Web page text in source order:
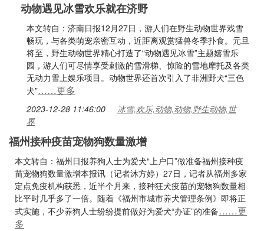
动物遇见冰雪欢乐就在济野
本文转自：济南日报12月27日，游人们在野生动物世界戏雪
畅玩，与各类萌宠亲密互动，近距离观赏猛兽冬季扑食。元旦
将至，野生动物世界精心打造了“动物遇见冰雪”主题嬉雪乐
园，游人们可尽情享受刺激的雪滑梯、惊险的雪地摩托及各类
无动力雪上娱乐项目。动物世界还首次引入了非洲野犬“三色
犬”……更多
2023-12-28 11:46:00
冰雪,欢乐,动物,动物,野生动物,世
界
福州接种疫苗宠物狗数量激增
本文转自：福州日报养狗人士为爱犬“上户口”做准备福州接种疫
苗宠物狗数量激增本报讯（记者沐方婷）27日，记者从福州多家
定点免疫机构获悉，近半个月来，接种狂犬疫苗的宠物狗数量相
比平时几乎多了一倍。随着《福州市城市养犬管理条例》即将正
式实施，不少养狗人士纷纷提前做好为爱犬“办证”的准备……更
多